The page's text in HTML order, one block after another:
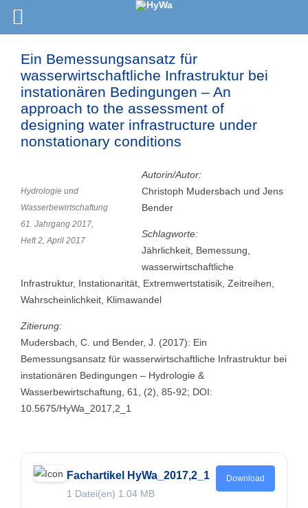
Ein Bemessungsansatz für
wasserwirtschaftliche Infrastruktur bei
instationären Bedingungen – An
approach to the assessment of
designing water infrastructure under
nonstationary conditions
Hydrologie und
Wasserbewirtschaftung
61. Jahrgang 2017,
Heft 2, April 2017
Autorin/Autor:
Christoph Mudersbach und Jens
Bender
Schlagworte:
Jährlichkeit, Bemessung,
wasserwirtschaftliche
Infrastruktur, Instationarität, Extremwertstatisik, Zeitreihen,
Wahrscheinlichkeit, Klimawandel
Zitierung:
Mudersbach, C. und Bender, J. (2017): Ein
Bemessungsansatz für wasserwirtschaftliche Infrastruktur bei
instationären Bedingungen – Hydrologie &
Wasserbewirtschaftung, 61, (2), 85-92; DOI:
10.5675/HyWa_2017,2_1
Fachartikel HyWa_2017,2_1
1 Datei(en) 1.04 MB
Download